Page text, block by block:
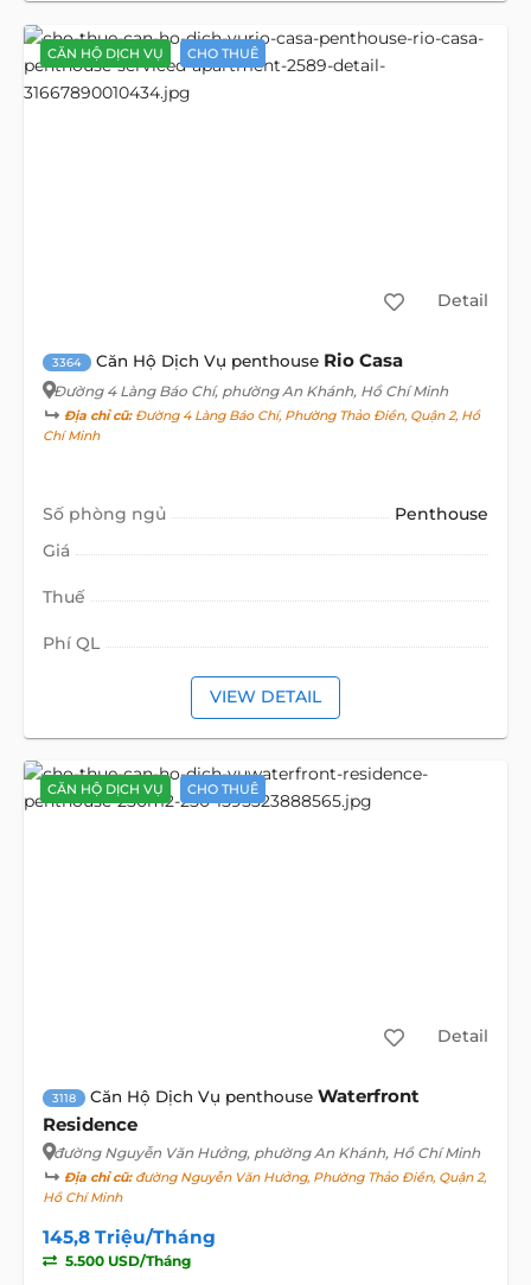
CĂN HỘ DỊCH VỤ CHO THUÊ
Detail
3364 Căn Hộ Dịch Vụ penthouse Rio Casa
Đường 4 Làng Báo Chí, phường An Khánh, Hồ Chí Minh
Địa chỉ cũ:Đường 4 Làng Báo Chí, Phường Thảo Điền, Quận 2, Hồ
Chí Minh
Số phòng ngủ
Penthouse
Giá
Thuế
Phí QL
VIEW DETAIL
CĂN HỘ DỊCH VỤ CHO THUÊ
Detail
3118 Căn Hộ Dịch Vụ penthouse Waterfront
Residence
đường Nguyễn Văn Hưởng, phường An Khánh, Hồ Chí Minh
Địa chỉ cũ:đường Nguyễn Văn Hưởng, Phường Thảo Điền, Quận 2,
Hồ Chí Minh
145,8 Triệu/Tháng
5.500 USD/Tháng